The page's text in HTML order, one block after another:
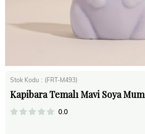
Stok Kodu (FRT-M493)
Kapibara Temalı Mavi Soya Mum
0.0